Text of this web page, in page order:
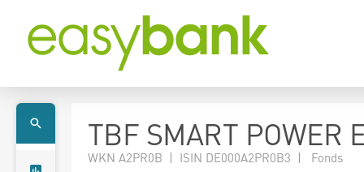
TBF SMART POWER
WKN A2PR0B | ISIN DE000A2PR0B3 | Fonds